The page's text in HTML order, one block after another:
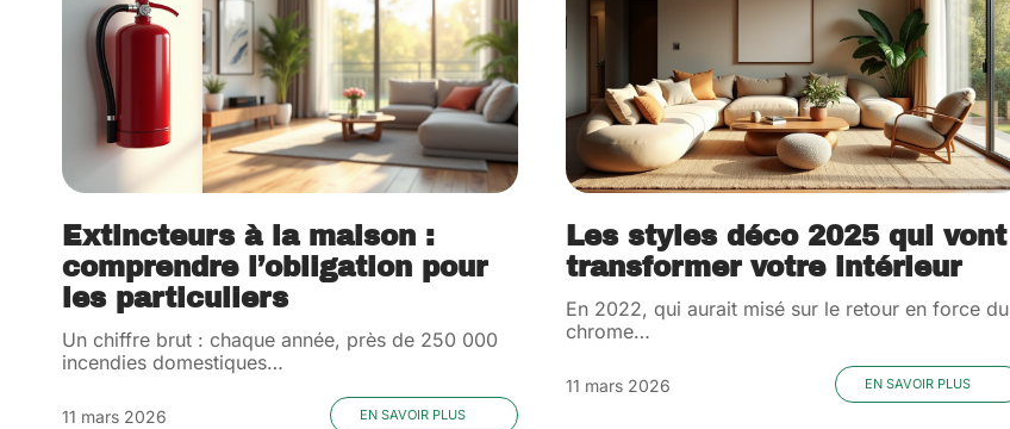
Extincteurs à la maison :
comprendre l’obligation pour
les particuliers
Un chiffre brut : chaque année, près de 250 000
incendies domestiques…
11 mars 2026 EN SAVOIR PLUS
Les styles déco 2025 qui vont
transformer votre intérieur
En 2022, qui aurait misé sur le retour en force du
chrome…
11 mars 2026 EN SAVOIR PLUS